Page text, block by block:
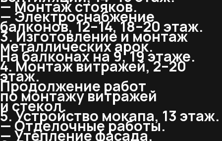
— Монтаж стояков.
— Электроснабжение
балконов, 12–14, 18–20 этаж.
3. Изготовление и монтаж
металлических арок.
На балконах на 9, 19 этаже.
4. Монтаж витражей, 2–20
этаж.
Продолжение работ
по монтажу витражей
и стекол.
5. Устройство мокапа, 13 этаж.
— Отделочные работы.
— Утепление фасада.